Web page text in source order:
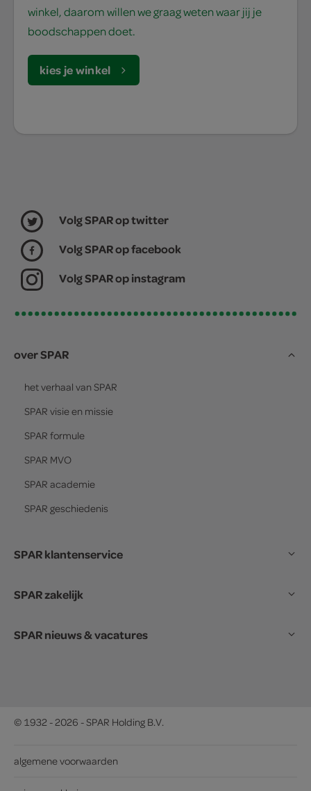
winkel, daarom willen we graag weten waar jij je
boodschappen doet.
kies je winkel
Volg SPAR op twitter
Volg SPAR op facebook
Volg SPAR op instagram
over SPAR
het verhaal van SPAR
SPAR visie en missie
SPAR formule
SPAR MVO
SPAR academie
SPAR geschiedenis
SPAR klantenservice
SPAR zakelijk
SPAR nieuws & vacatures
© 1932 - 2026 - SPAR Holding B.V.
algemene voorwaarden